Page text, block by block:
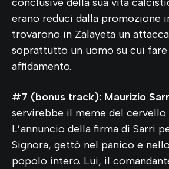
erano reduci dalla promozione
trovarono in Zalayeta un
soprattutto un uomo su cui
affidamento.
#7 (bonus track): Maurizio
servirebbe il meme del cervello
L’annuncio della firma di Sarri
Signora, gettò nel panico e
popolo intero. Lui, il